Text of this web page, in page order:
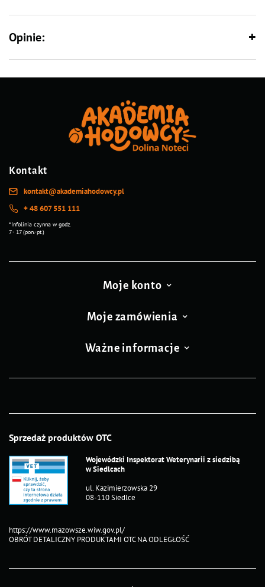
Opinie:
Kontakt
kontakt@akademiahodowcy.pl
+ 48 607 551 111
*Infolinia czynna w godz.
7 - 17 (pon.-pt.)
Moje konto
Moje zamówienia
Ważne informacje
Sprzedaż produktów OTC
Wojewódzki Inspektorat Weterynarii z siedzibą
w Siedlcach
ul. Kazimierzowska 29
08-110 Siedlce
https://www.mazowsze.wiw.gov.pl/
OBRÓT DETALICZNY PRODUKTAMI OTC NA ODLEGŁOŚĆ